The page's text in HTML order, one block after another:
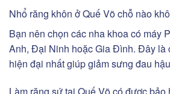
Nhổ răng khôn ở Quế Võ chỗ nào
Bạn nên chọn các nha khoa có máy
Anh, Đại Ninh hoặc Gia Đình. Đây là
hiện đại nhất giúp giảm sưng đau
Làm răng sứ tại Quế Võ có được bảo